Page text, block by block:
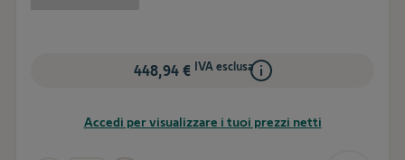
448,94 € IVA esclusa
Accedi per visualizzare i tuoi prezzi netti